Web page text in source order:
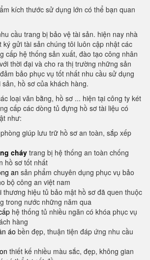
kích thước sử dụng lớn có thể bạn quan
cầu trang bị bảo vệ tài sản. hiện nay nhà
ký gửi tài sản chúng tôi luôn cập nhật các
cấp hệ thống sản xuất, đào tạo công nhân
thời đại và cho ra thị trường những sản
bảo phục vụ tốt nhất nhu cầu sử dụng
hồ sơ của khách hàng.
loại văn bằng, hồ sơ ... hiện tại công ty két
cấp các dòng tủ đựng hồ sơ tài liệu có
như:
giúp lưu trữ hồ sơ an toàn, sắp xếp
cháy trang bị hệ thống an toàn chống
hồ sơ tốt nhất
an sản phẩm chuyên dụng phục vụ bảo
bộ công an việt nam
thương hiệu tủ bảo mật hồ sơ đã quen thuộc
trong nước những năm qua
hệ thống tủ nhiều ngăn có khóa phục vụ
hàng
áo bền đẹp, thuận tiện đáp ứng nhu cầu
thiết kế nhiều màu sắc, đẹp, không gian